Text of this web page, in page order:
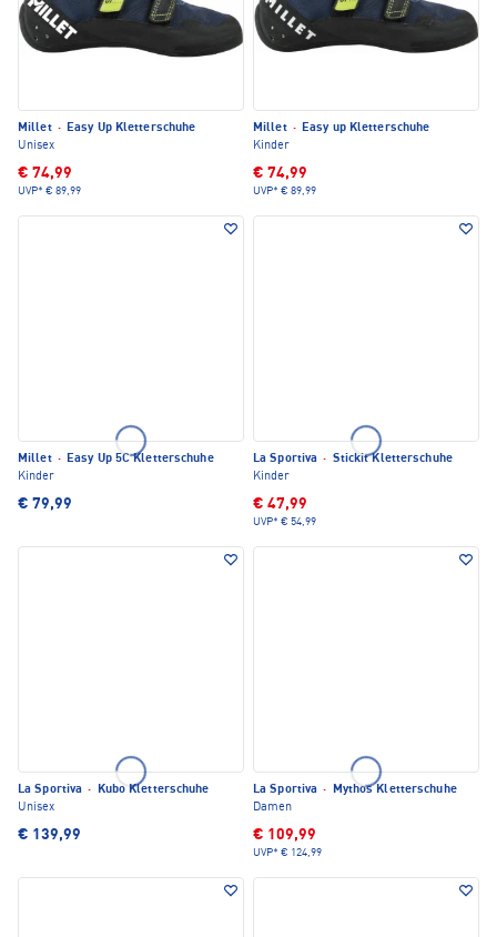
Millet · Easy Up Kletterschuhe
Unisex
€ 74,99
UVP* € 89,99
Millet · Easy up Kletterschuhe
Kinder
€ 74,99
UVP* € 89,99
Millet · Easy Up 5C Kletterschuhe
Kinder
€ 79,99
La Sportiva · Stickit Kletterschuhe
Kinder
€ 47,99
UVP* € 54,99
La Sportiva ·
Kubo Kletterschuhe
Unisex
€ 139,99
La Sportiva ·
Mythos Kletterschuhe
Damen
€ 109,99
UVP* € 124,99